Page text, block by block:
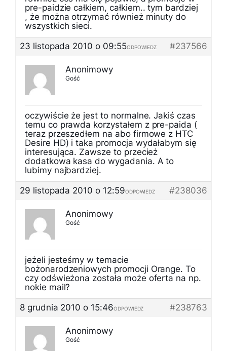
pre-paidzie całkiem, całkiem.. tym bardziej
, że można otrzymać również minuty do
wszystkich sieci.
23 listopada 2010 o 09:55
#237566
ODPOWIEDZ
Anonimowy
Gość
oczywiście że jest to normalne. Jakiś czas
temu co prawda korzystałem z pre-paida (
teraz przeszedłem na abo firmowe z HTC
Desire HD) i taka promocja wydałabym się
interesująca. Zawsze to przecież
dodatkowa kasa do wygadania. A to
lubimy najbardziej.
29 listopada 2010 o 12:59
#238036
ODPOWIEDZ
Anonimowy
Gość
jeżeli jesteśmy w temacie
bożonarodzeniowych promocji Orange. To
czy odświeżona została może oferta na np.
nokie mail?
8 grudnia 2010 o 15:46
#238763
ODPOWIEDZ
Anonimowy
Gość